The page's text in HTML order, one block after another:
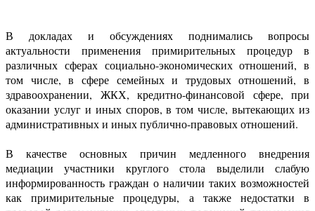
В докладах и обсуждениях поднимались вопросы
актуальности применения примирительных процедур в
различных сферах социально-экономических отношений, в
том числе, в сфере семейных и трудовых отношений, в
здравоохранении, ЖКХ, кредитно-финансовой сфере, при
оказании услуг и иных споров, в том числе, вытекающих из
административных и иных публично-правовых отношений.
В качестве основных причин медленного внедрения
медиации участники круглого стола выделили слабую
информированность граждан о наличии таких возможностей
как примирительные процедуры, а также недостатки в